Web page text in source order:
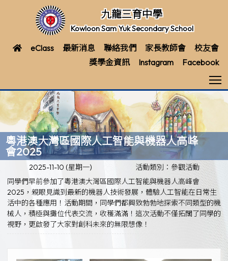
九龍三育中學
Kowloon Sam Yuk Secondary School
eClass 最新消息 聯絡我們 家長教師會
校友會
獎學金資訊
Instagram Facebook
粵港澳大灣區國際人工智能與機器人高峰
會2025
2025-11-10 (星期一)
活動類別：參觀活動
同學們早前參加了粵港澳大灣區國際人工智能與機器人高峰會
2025，親眼見識到最新的機器人技術發展，體驗人工智能在日常生
活中的各種應用！活動期間，同學們都興致勃勃地探索不同類型的機
械人，積極與攤位代表交流，收穫滿滿！這次活動不僅拓闊了同學的
視野，更啟發了大家對創科未來的無限想像！